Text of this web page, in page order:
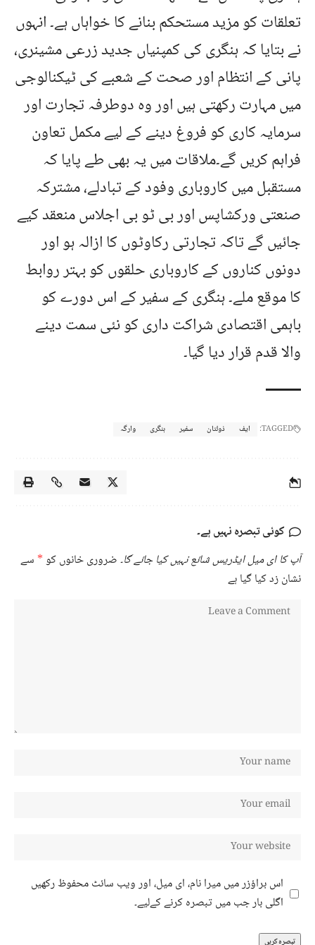
تعلقات کو مزید مستحکم بنانے کا خواہاں ہے۔ انہوں
نے بتایا کہ ہنگری کی کمپنیاں جدید زرعی مشینری،
پانی کے انتظام اور صحت کے شعبے کی ٹیکنالوجی
میں مہارت رکھتی ہیں اور وہ دوطرفہ تجارت اور
سرمایہ کاری کو فروغ دینے کے لیے مکمل تعاون
فراہم کریں گے۔ملاقات میں یہ بھی طے پایا کہ
مستقبل میں کاروباری وفود کے تبادلے، مشترکہ
صنعتی ورکشاپس اور بی ٹو بی اجلاس منعقد کیے
جائیں گے تاکہ تجارتی رکاوٹوں کا ازالہ ہو اور
دونوں کناروں کے کاروباری حلقوں کو بہتر روابط
کا موقع ملے۔ ہنگری کے سفیر کے اس دورے کو
باہمی اقتصادی شراکت داری کو نئی سمت دینے
والا قدم قرار دیا گیا۔
TAGGED: ایف ذولتان سفیر ہنگری وارگہ
کوئی تبصرہ نہیں ہے۔
آپ کا ای میل ایڈریس شائع نہیں کیا جائے گا۔ضروری خانوں کو* سے
نشان زد کیا گیا ہے
اس براؤزر میں میرا نام، ای میل، اور ویب سائٹ محفوظ رکھیں
اگلی بار جب میں تبصرہ کرنے کےلیے۔